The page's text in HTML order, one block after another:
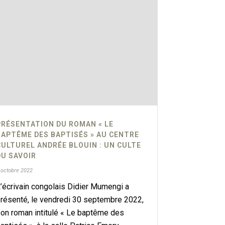
DU ROMAN « LE
DES BAPTISÉS » AU CENTRE
ANDRÉE BLOUIN : UN CULTE
SAVOIR
2022
congolais Didier Mumengi a
le vendredi 30 septembre 2022,
roman intitulé « Le baptême des